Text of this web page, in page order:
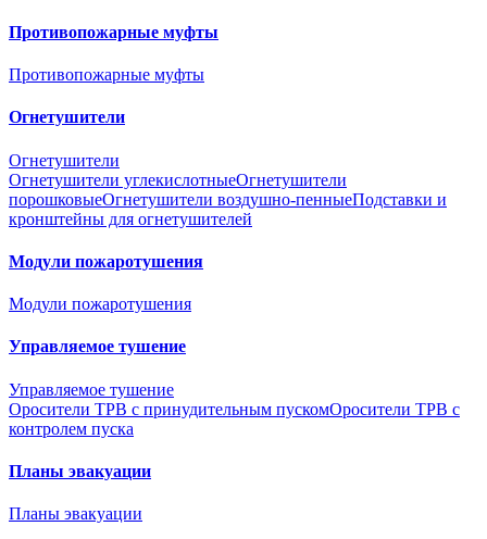
Противопожарные муфты
Противопожарные муфты
Огнетушители
Огнетушители
Огнетушители углекислотныеОгнетушители
порошковыеОгнетушители воздушно-пенныеПодставки и
кронштейны для огнетушителей
Модули пожаротушения
Модули пожаротушения
Управляемое тушение
Управляемое тушение
Оросители ТРВ с принудительным пускомОросители ТРВ с
контролем пуска
Планы эвакуации
Планы эвакуации